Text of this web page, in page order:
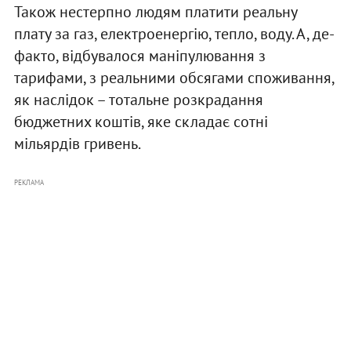
Також нестерпно людям платити реальну
плату за газ, електроенергію, тепло, воду. А, де-
факто, відбувалося маніпулювання з
тарифами, з реальними обсягами споживання,
як наслідок – тотальне розкрадання
бюджетних коштів, яке складає сотні
мільярдів гривень.
РЕКЛАМА